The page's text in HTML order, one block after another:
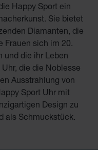
Happy Sport ein
Sie bietet
Diamanten, die
Frauen sich im 20.
und die ihr Leben
die die Noblesse
Ausstrahlung von
Sport Uhr mit
Design zu
als Schmuckstück.